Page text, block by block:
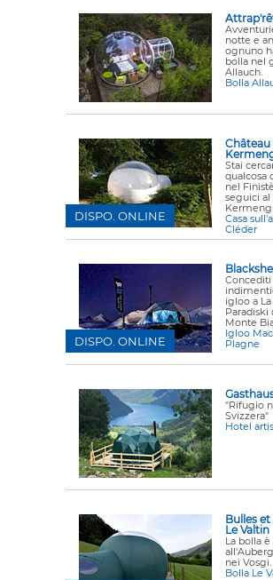
notte e
ognuno
bolla nel
Allauch.
Bolla
Château
Stai
qualcosa
nel
seguici al
Casa
Cléder
DISPO. ONLINE
igloo a
Paradiski
Monte
Igloo
Plagne
DISPO. ONLINE
"Rifugio
Svizzera"
Hotel
Bulles
Le Valtin
La bolla
nei Vosgi.
Bolla Le